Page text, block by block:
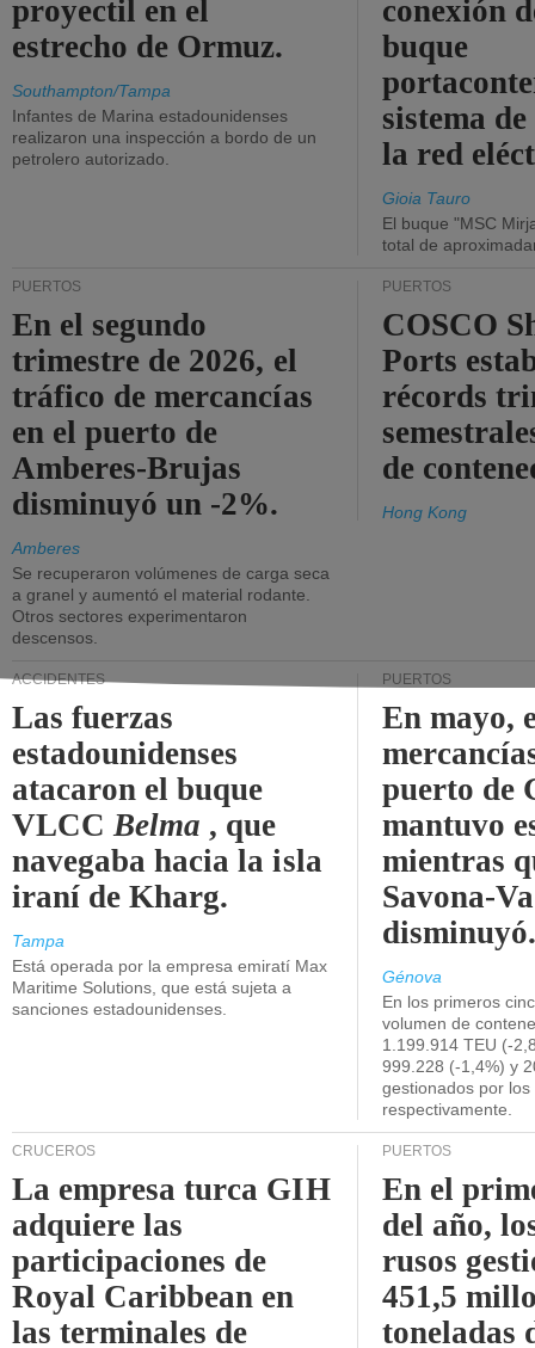
proyectil en el
estrecho de Ormuz.
Southampton/Tampa
Infantes de Marina estadounidenses
realizaron una inspección a bordo de un
petrolero autorizado.
conexión
buque
sistema
la red
Gioia Tauro
El buque "MSC
total de
PUERTOS
En el segundo
trimestre de 2026, el
tráfico de mercancías
en el puerto de
Amberes-Brujas
disminuyó un -2%.
Amberes
Se recuperaron volúmenes de carga seca
a granel y aumentó el material rodante.
Otros sectores experimentaron
descensos.
PUERTOS
COSCO
Ports
récords
de
Hong Kong
ACCIDENTES
Las fuerzas
estadounidenses
atacaron el buque
VLCCBelma , que
navegaba hacia la isla
iraní de Kharg.
Tampa
Está operada por la empresa emiratí Max
Maritime Solutions, que está sujeta a
sanciones estadounidenses.
PUERTOS
En mayo,
puerto de
mantuvo
mientras
Savona-
Génova
En los primeros
volumen de
1.199.914 TEU (-
999.228 (-1,4%) y
gestionados por
respectivamente.
CRUCEROS
La empresa turca GIH
adquiere las
participaciones de
Royal Caribbean en
las terminales de
PUERTOS
En el
del año,
rusos
451,5
toneladas